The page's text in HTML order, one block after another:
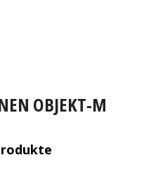
OBJEKT-M